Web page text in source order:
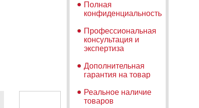
Вместе дешевле! Код комплекта: № 4647
Полная
конфиденциальность
Профессиональная
консультация и
экспертиза
Дополнительная
гарантия на товар
Реальное наличие
товаров